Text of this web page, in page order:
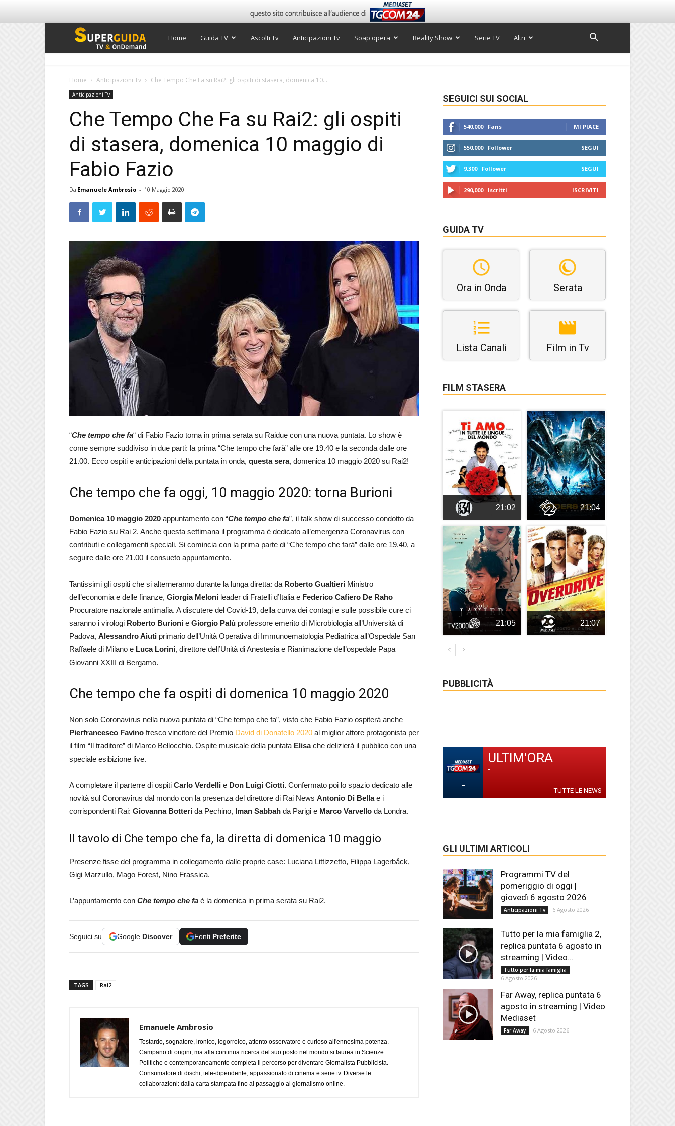
Super
Home Guida TV Ascolti Tv Anticipazioni Tv Soap opera Reality Show Serie TV Altri
Home Anticipazioni Tv Che Tempo Che Fa su Rai2: gli ospiti di stasera, domenica 10...
Anticipazioni Tv
Che Tempo Che Fa su Rai2: gli ospiti
di stasera, domenica 10 maggio di
Fabio Fazio
Da Emanuele Ambrosio - 10 Maggio 2020
“Che tempo che fa“ di Fabio Fazio torna in prima serata su Raidue con una nuova puntata. Lo show è
come sempre suddiviso in due parti: la prima “Che tempo che farà” alle ore 19.40 e la seconda dalle ore
21.00. Ecco ospiti e anticipazioni della puntata in onda, questa sera, domenica 10 maggio 2020 su Rai2!
Che tempo che fa oggi, 10 maggio 2020: torna Burioni
Domenica 10 maggio 2020 appuntamento con “Che tempo che fa”, il talk show di successo condotto da
Fabio Fazio su Rai 2. Anche questa settimana il programma è dedicato all’emergenza Coronavirus con
contributi e collegamenti speciali. Si comincia con la prima parte di “Che tempo che farà” dalle ore 19.40, a
seguire dalle ore 21.00 il consueto appuntamento.
Tantissimi gli ospiti che si alterneranno durante la lunga diretta: da Roberto Gualtieri Ministro
dell’economia e delle finanze, Giorgia Meloni leader di Fratelli d’Italia e Federico Cafiero De Raho
Procuratore nazionale antimafia. A discutere del Covid-19, della curva dei contagi e sulle possibile cure ci
saranno i virologi Roberto Burioni e Giorgio Palù professore emerito di Microbiologia all’Università di
Padova, Alessandro Aiuti primario dell’Unità Operativa di Immunoematologia Pediatrica all’Ospedale San
Raffaele di Milano e Luca Lorini, direttore dell’Unità di Anestesia e Rianimazione dell’ospedale Papa
Giovanni XXIII di Bergamo.
Che tempo che fa ospiti di domenica 10 maggio 2020
Non solo Coronavirus nella nuova puntata di “Che tempo che fa”, visto che Fabio Fazio ospiterà anche
Pierfrancesco Favino fresco vincitore del Premio David di Donatello 2020 al miglior attore protagonista per
il film “Il traditore” di Marco Bellocchio. Ospite musicale della puntata Elisache delizierà il pubblico con una
speciale esibizione live.
A completare il parterre di ospiti Carlo Verdelli e Don Luigi Ciotti. Confermato poi lo spazio dedicato alle
novità sul Coronavirus dal mondo con la presenza del direttore di Rai News Antonio Di Bellae i
corrispondenti Rai: Giovanna Botteri da Pechino, Iman Sabbah da Parigi e Marco Varvello da Londra.
Il tavolo di Che tempo che fa, la diretta di domenica 10 maggio
Presenze fisse del programma in collegamento dalle proprie case: Luciana Littizzetto, Filippa Lagerbåck,
Gigi Marzullo, Mago Forest, Nino Frassica.
L’appuntamento con Che tempo che fa è la domenica in prima serata su Rai2.
Seguici su Google Discover Fonti Preferite
TAGS Rai2
Emanuele Ambrosio
Testardo, sognatore, ironico, logorroico, attento osservatore e curioso all'ennesima potenza.
Campano di origini, ma alla continua ricerca del suo posto nel mondo si laurea in Scienze
Politiche e contemporaneamente completa il percorso per diventare Giornalista Pubblicista.
Consumatore di dischi, tele-dipendente, appassionato di cinema e serie tv. Diverse le
collaborazioni: dalla carta stampata fino al passaggio al giornalismo online.
SEGUICI SUI SOCIAL
540,000 Fans MI PIACE
550,000 Follower SEGUI
9,300 Follower SEGUI
290,000 Iscritti ISCRIVITI
GUIDA TV
Ora in Onda Serata
Lista Canali Film in Tv
FILM STASERA
21:02 21:04
21:05 21:07
PUBBLICITÀ
-
ULTIM'ORA
-
TUTTE LE NEWS
GLI ULTIMI ARTICOLI
Programmi TV del
pomeriggio di oggi |
giovedì 6 agosto 2026
Anticipazioni Tv 6 Agosto 2026
Tutto per la mia famiglia 2,
replica puntata 6 agosto in
streaming | Video...
Tutto per la mia famiglia
6 Agosto 2026
Far Away, replica puntata 6
agosto in streaming | Video
Mediaset
Far Away 6 Agosto 2026